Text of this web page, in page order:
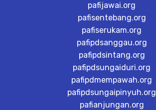
pafijawai.org
pafisentebang.org
pafiserukam.org
pafipdsanggau.org
pafipdsintang.org
pafipdsungaiduri.org
pafipdmempawah.org
pafipdsungaipinyuh.org
pafianjungan.org